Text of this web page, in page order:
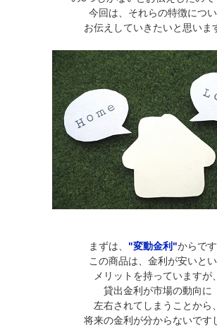
今回は、それらの特徴につ
お伝えしていきたいと思いま
まずは、 "変動金利"からです
この商品は、金利が安いとい
メリットを持っていますが、
貸出金利が市場の動向に
左右されてしまうことから、
将来の金利が分からないです